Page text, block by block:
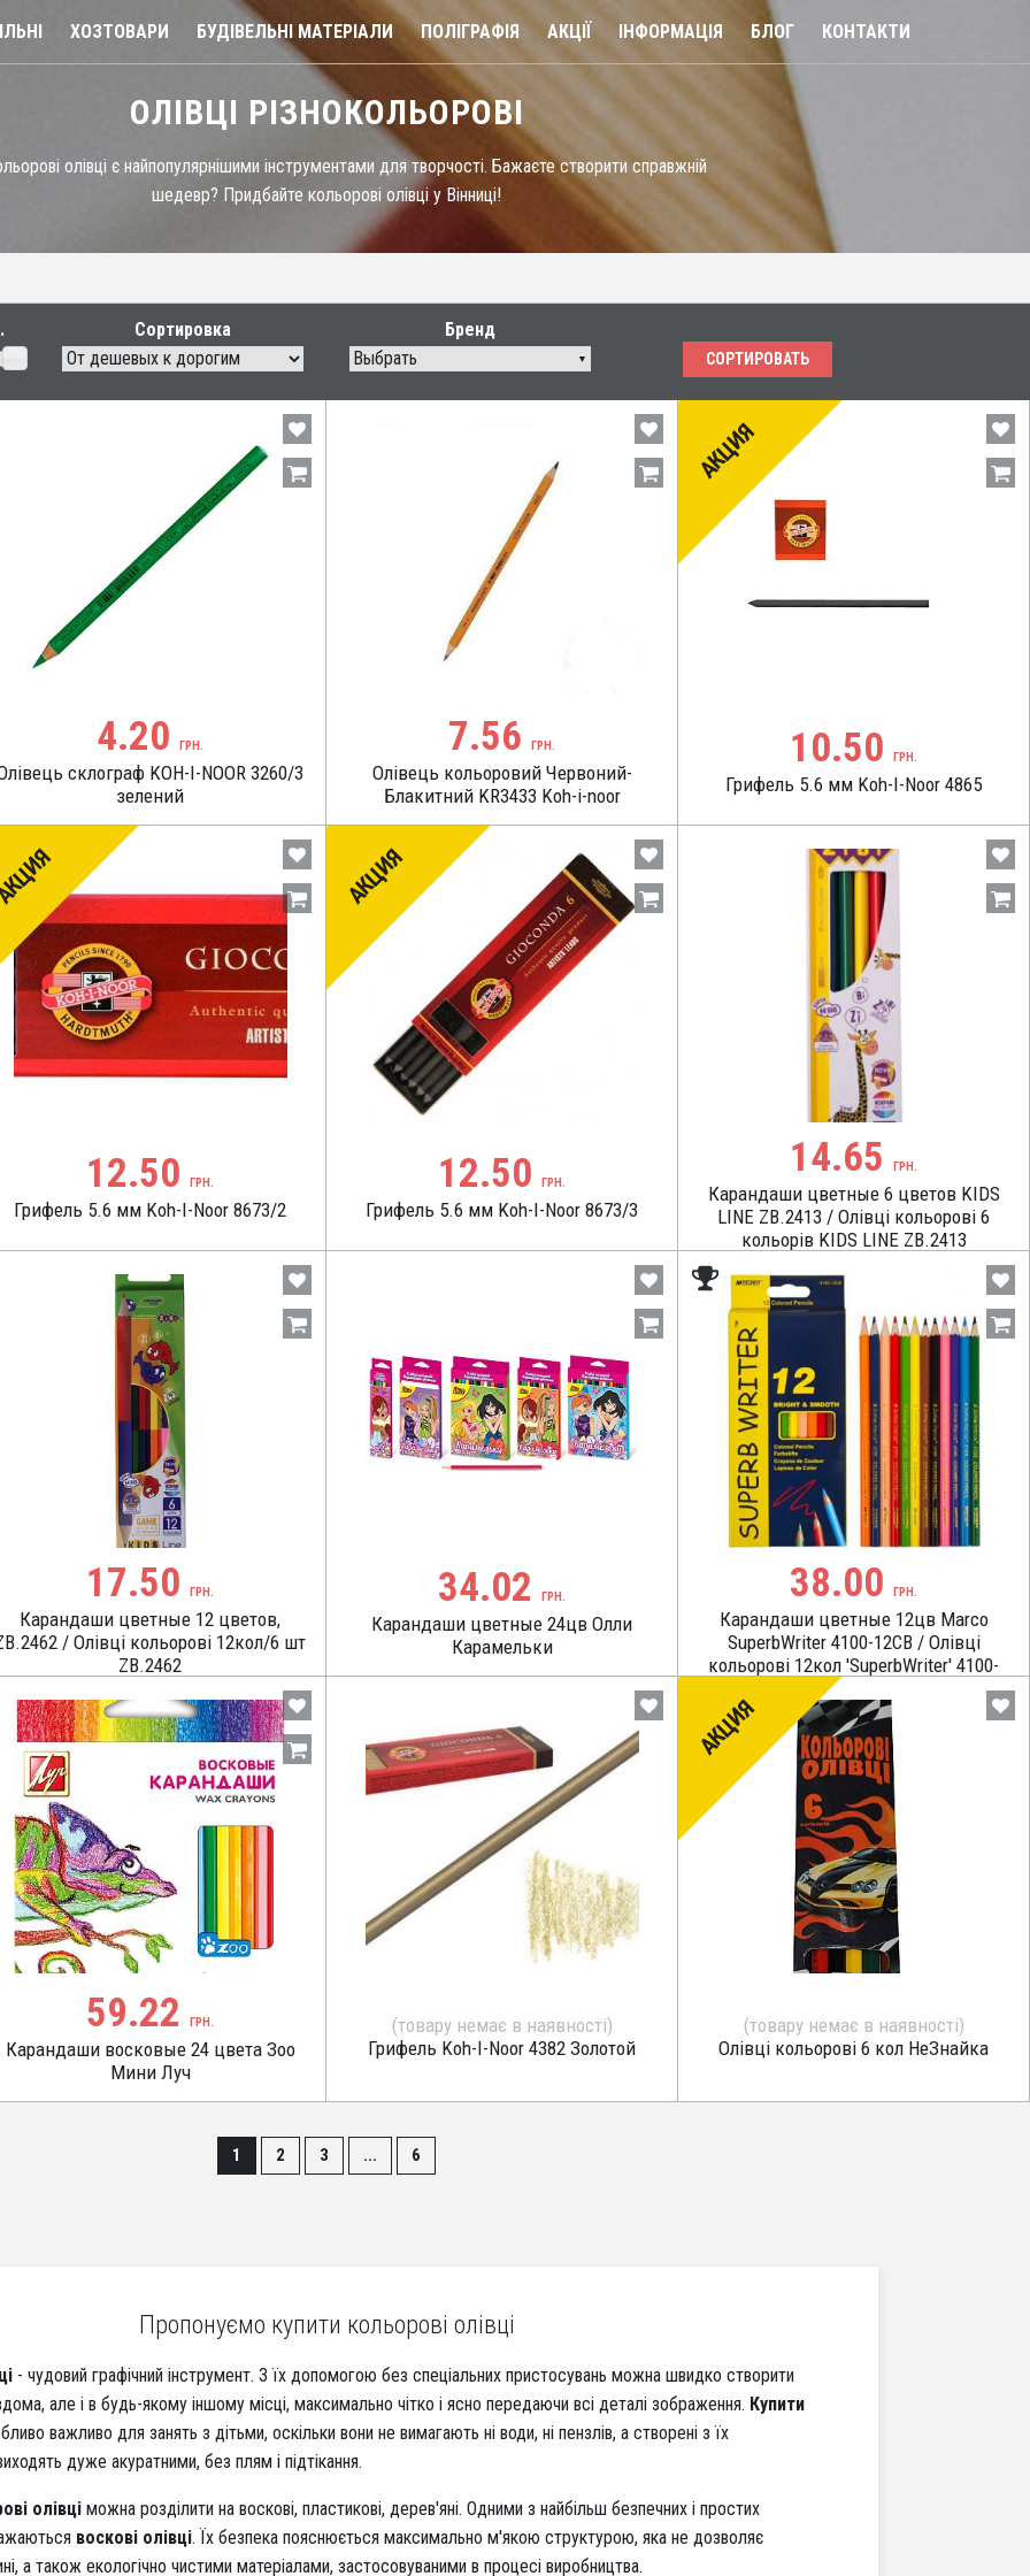
ХОЗТОВАРИ БУДІВЕЛЬНІ МАТЕРІАЛИ ПОЛІГРАФІЯ АКЦІЇ ІНФОРМАЦІЯ БЛОГ КОНТАКТИ
ОЛІВЦІ РІЗНОКОЛЬОРОВІ
олівці є найпопулярнішими інструментами для творчості. Бажаєте створити справжній
шедевр? Придбайте кольорові олівці у Вінниці!
Сортировка
Бренд
Выбрать
СОРТИРОВАТЬ
4.20 ГРН.
склограф KOH-I-NOOR 3260/3
зелений
7.56 ГРН.
Олівець кольоровий Червоний-
Блакитний KR3433 Koh-i-noor
АКЦИЯ
10.50 ГРН.
Грифель 5.6 мм Koh-I-Noor 4865
12.50 ГРН.
Грифель 5.6 мм Koh-I-Noor 8673/2
АКЦИЯ
12.50 ГРН.
Грифель 5.6 мм Koh-I-Noor 8673/3
14.65 ГРН.
Карандаши цветные 6 цветов KIDS
LINE ZB.2413 / Олівці кольорові 6
кольорів KIDS LINE ZB.2413
17.50 ГРН.
Карандаши цветные 12 цветов,
/ Олівці кольорові 12кол/6 шт
ZB.2462
34.02 ГРН.
Карандаши цветные 24цв Олли
Карамельки
38.00 ГРН.
Карандаши цветные 12цв Marco
SuperbWriter 4100-12СВ / Олівці
кольорові 12кол 'SuperbWriter' 4100-
12СВ
59.22 ГРН.
Карандаши восковые 24 цвета Зоо
Мини Луч
(товару немає в наявності)
Грифель Koh-I-Noor 4382 Золотой
АКЦИЯ
(товару немає в наявності)
Олівці кольорові 6 кол НеЗнайка
1 2 3 ... 6
Пропонуємо купити кольорові олівці
- чудовий графічний інструмент. З їх допомогою без спеціальних пристосувань можна швидко створити
але і в будь-якому іншому місці, максимально чітко і ясно передаючи всі деталі зображення. Купити
важливо для занять з дітьми, оскільки вони не вимагають ні води, ні пензлів, а створені з їх
дуже акуратними, без плям і підтікання.
олівці можна розділити на воскові, пластикові, дерев'яні. Одними з найбільш безпечних і простих
воскові олівці. Їх безпека пояснюється максимально м'якою структурою, яка не дозволяє
а також екологічно чистими матеріалами, застосовуваними в процесі виробництва.